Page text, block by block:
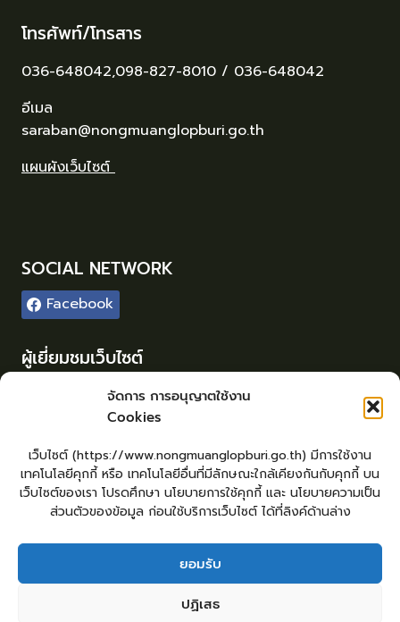
จัดการ การอนุญาตใช้งาน
Cookies
เว็บไซต์ (https://www.nongmuanglopburi.go.th) มีการใช้งาน
เทคโนโลยีคุกกี้ หรือ เทคโนโลยีอื่นที่มีลักษณะใกล้เคียงกันกับคุกกี้ บน
เว็บไซต์ของเรา โปรดศึกษา นโยบายการใช้คุกกี้ และ นโยบายความเป็น
ส่วนตัวของข้อมูล ก่อนใช้บริการเว็บไซต์ ได้ที่ลิงค์ด้านล่าง
ยอมรับ
ปฏิเสธ
โทรศัพท์/โทรสาร
036-648042,098-827-8010 / 036-648042
อีเมล
saraban@nongmuanglopburi.go.th
แผนผังเว็บไซต์
SOCIAL NETWORK
Facebook
ผู้เยี่ยมชมเว็บไซต์
25
เข้าสู่ระบบ
จัดทำเว็บไซต์
lopburiwebdesign.com
ยื่นแบบคำร้องทั่วไป